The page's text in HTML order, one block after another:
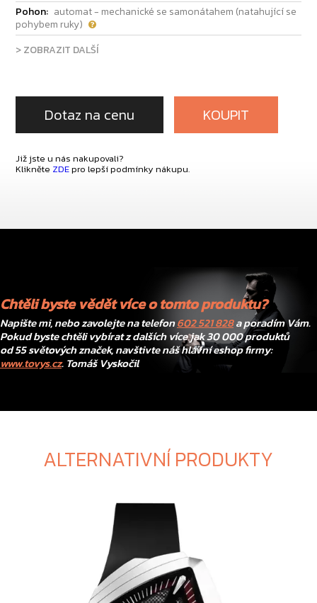
Pohon: automat - mechanické se samonátahem (natahující se
pohybem ruky)
> ZOBRAZIT DALŠÍ
Dotaz na cenu KOUPIT
Již jste u nás nakupovali?
Klikněte ZDEpro lepší podmínky nákupu.
Chtěli byste vědět více o tomto produktu?
Napište mi, nebo zavolejte na telefon602 521 828a poradím Vám.
Pokud byste chtěli vybírat z dalších více jak 30 000 produktů
od 55 světových značek, navštivte náš hlavní eshop firmy:
www.tovys.cz. Tomáš Vyskočil
ALTERNATIVNÍ PRODUKTY